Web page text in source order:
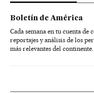
Boletín de América
Cada semana en tu cuenta de
reportajes y análisis de los
más relevantes del continente.